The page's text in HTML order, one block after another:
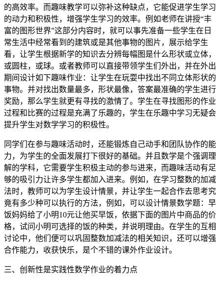
的高效率。而趣味教学可以弥补这种缺点，它能促进学生学习
的动力和积极性，增强学生学习的效率。例如老师在讲授“丰
富的图形世界”这部分内容时，就可以事先准备一些学生在日
常生活中经常看到的建筑或是其他事物的图片，展示给学生
看，让学生根据新学的知识去分辨每幅图是什么形状或立体，
或圆柱，或球。或者教师可以直接带领学生们外出，并在外出
期间设计如下趣味作业：让学生在玩耍中找出不同立体形状的
事物。并对找出数量最多，形状最像，答案最准确的学生进行
奖励，那么学生就更有寻找的激情了。学生在寻找图形的作业
过程和比赛的过程是充满了乐趣的，学生在乐趣中学习无疑会
提升学生对数学学习的积极性。
同学们在参与趣味活动时，还能锻炼自己动手和团队协作的能
力，为学生的全面发展打下很好的基础。并且数学是个强调理
解的学科，它需要学生积极主动的参与进来，而趣味活动有足
够的吸引力让许多学生都加入进来。例如，在学习整数的加减
法时，教师可以为学生设计情景，并让学生一起合作去思考究
竟有多少种可以执行的方法，例如，可以设计情景数学题：早
饭妈妈给了小明10元让他买早饭，依据下面的图片中商品的价
格，试问小明可选择的饭的种类，并说明理由。在学生的互相
讨论中，他们便可以巩固整数加减法的相关知识，还可以增强
合作能力，收获快乐，是个不错的课外作业设计。
三、创新性是实践性数学作业的着力点